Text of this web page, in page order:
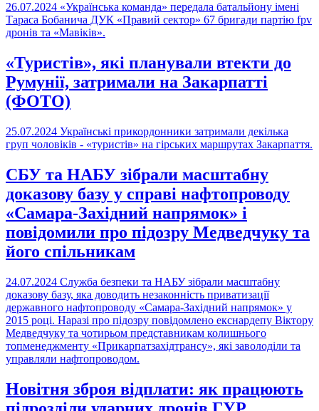
26.07.2024 «Українська команда» передала батальйону імені
Тараса Бобанича ДУК «Правий сектор» 67 бригади партію fpv
дронів та «Мавіків».
«Туристів», які планували втекти до
Румунії, затримали на Закарпатті
(ФОТО)
25.07.2024 Українські прикордонники затримали декілька
груп чоловіків - «туристів» на гірських маршрутах Закарпаття.
СБУ та НАБУ зібрали масштабну
доказову базу у справі нафтопроводу
«Самара-Західний напрямок» і
повідомили про підозру Медведчуку та
його спільникам
24.07.2024 Служба безпеки та НАБУ зібрали масштабну
доказову базу, яка доводить незаконність приватизації
державного нафтопроводу «Самара-Західний напрямок» у
2015 році. Наразі про підозру повідомлено екснардепу Віктору
Медведчуку та чотирьом представникам колишнього
топменеджменту «Прикарпатзахідтрансу», які заволоділи та
управляли нафтопроводом.
Новітня зброя відплати: як працюють